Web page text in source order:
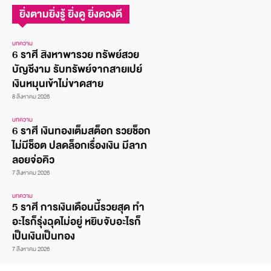
ยิ่งตามยิ่งรู้ ยิ่งดู ยิ่งดวงดี
บทความ
6 ราศี สิงหาพารวย ทรัพย์สวย
บัญชีงาม รับทรัพย์จากสายเปย์
เงินหมุนเข้าไม่ขาดสาย
8 สิงหาคม 2026
บทความ
6 ราศี เงินทองเต็มสต็อก รวยช็อก
ไม่มีช็อต ปลดล็อกเรื่องเงิน มีลาภ
ลอยจ่อคิว
7 สิงหาคม 2026
บทความ
5 ราศี การเงินเดือนนี้รวยสุด ทำ
อะไรก็รุ่งฉุดไม่อยู่ หยิบจับอะไรก็
เป็นเงินเป็นทอง
7 สิงหาคม 2026